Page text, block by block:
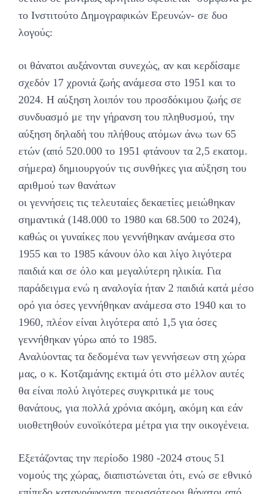
το Ινστιτούτο Δημογραφικών Ερευνών- σε δυο
λογούς:
οι θάνατοι αυξάνονται συνεχώς, αν και κερδίσαμε
σχεδόν 17 χρονιά ζωής ανάμεσα στο 1951 και το
2024. Η αύξηση λοιπόν του προσδόκιμου ζωής σε
συνδυασμό με την γήρανση του πληθυσμού, την
αύξηση δηλαδή του πλήθους ατόμων άνω των 65
ετών (από 520.000 το 1951 φτάνουν τα 2,5 εκατομ.
σήμερα) δημιουργούν τις συνθήκες για αύξηση του
αριθμού των θανάτων
οι γεννήσεις τις τελευταίες δεκαετίες μειώθηκαν
σημαντικά (148.000 το 1980 και 68.500 το 2024),
καθώς οι γυναίκες που γεννήθηκαν ανάμεσα στο
1955 και το 1985 κάνουν όλο και λίγο λιγότερα
παιδιά και σε όλο και μεγαλύτερη ηλικία. Για
παράδειγμα ενώ η αναλογία ήταν 2 παιδιά κατά μέσο
ορό για όσες γεννήθηκαν ανάμεσα στο 1940 και το
1960, πλέον είναι λιγότερα από 1,5 για όσες
γεννήθηκαν γύρω από το 1985.
Αναλύοντας τα δεδομένα των γεννήσεων στη χώρα
μας, ο κ. Κοτζαμάνης εκτιμά ότι στο μέλλον αυτές
θα είναι πολύ λιγότερες συγκριτικά με τους
θανάτους, για πολλά χρόνια ακόμη, ακόμη και εάν
υιοθετηθούν ευνοϊκότερα μέτρα για την οικογένεια.
Εξετάζοντας την περίοδο 1980 -2024 στους 51
νομούς της χώρας, διαπιστώνεται ότι, ενώ σε εθνικό